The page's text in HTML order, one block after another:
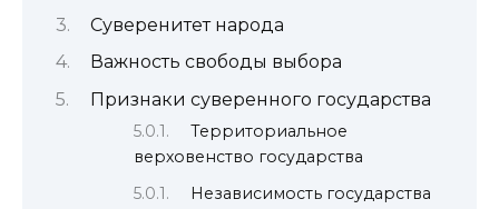
Суверенитет народа
Важность свободы выбора
Признаки суверенного государства
Территориальное
верховенство государства
Независимость государства